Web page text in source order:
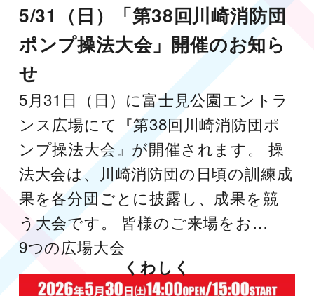
5/31（日）「第38回川崎消防団
ポンプ操法大会」開催のお知ら
せ
5月31日（日）に富士見公園エントラ
ンス広場にて『第38回川崎消防団ポ
ンプ操法大会』が開催されます。 操
法大会は、川崎消防団の日頃の訓練成
果を各分団ごとに披露し、成果を競
う大会です。 皆様のご来場をお…
9つの広場大会
くわしく